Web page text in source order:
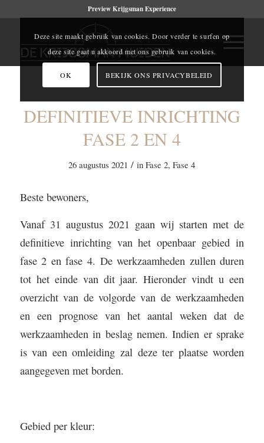
Preview Krijgsman Experience
DEFINITIEVE INRICHTING
FASE 2 EN 4
26 augustus 2021 / inFase 2,Fase 4
Beste bewoners,
Vanaf 31 augustus 2021 gaan wij starten met de
definitieve inrichting van het openbaar gebied in
fase 2 en fase 4. De werkzaamheden zullen duren
tot het einde van dit jaar. Hieronder vindt u een
overzicht van de volgorde van de werkzaamheden
en een prognose van het aantal weken dat de
werkzaamheden in beslag nemen. Indien er sprake
is van een omleiding zal deze ter plaatse worden
aangegeven met borden.
Gebied per kleur:
Deze site maakt gebruik van cookies. Door verder te surfen op
deze site gaat u akkoord met ons gebruik van cookies.
OK BEKIJK ONS PRIVACYBELEID